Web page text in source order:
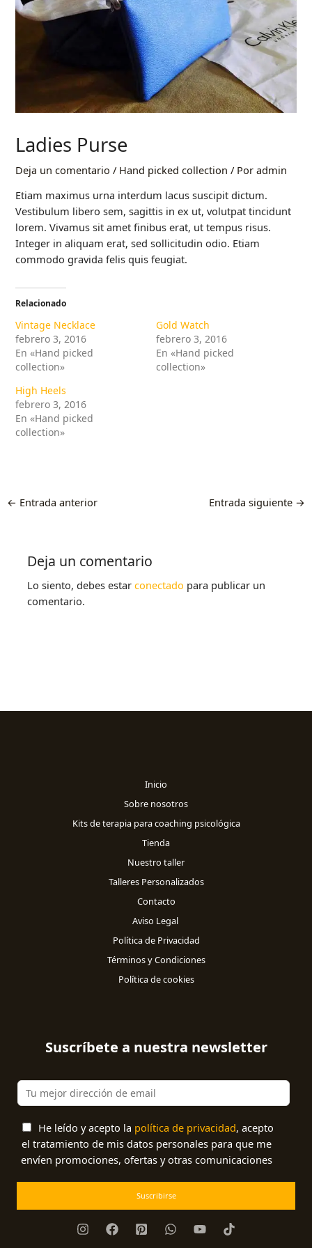
Ladies Purse
Deja un comentario / Hand picked collection / Poradmin
Etiam maximus urna interdum lacus suscipit dictum.
Vestibulum libero sem, sagittis in ex ut, volutpat tincidunt
lorem. Vivamus sit amet finibus erat, ut tempus risus.
Integer in aliquam erat, sed sollicitudin odio. Etiam
commodo gravida felis quis feugiat.
Relacionado
Vintage Necklace
febrero 3, 2016
En «Hand picked
collection»
Gold Watch
febrero 3, 2016
En «Hand picked
collection»
High Heels
febrero 3, 2016
En «Hand picked
collection»
← Entrada anterior Entrada siguiente →
Deja un comentario
Lo siento, debes estarconectado para publicar un
comentario.
Inicio
Sobre nosotros
Kits de terapia para coaching psicológica
Tienda
Nuestro taller
Talleres Personalizados
Contacto
Aviso Legal
Política de Privacidad
Términos y Condiciones
Política de cookies
Suscríbete a nuestra newsletter
He leído y acepto la política de privacidad, acepto
el tratamiento de mis datos personales para que me
envíen promociones, ofertas y otras comunicaciones
Suscribirse